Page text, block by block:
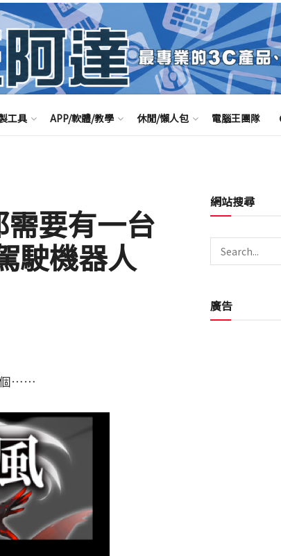
工具 APP/軟體/教學 休閒/懶人包 電腦王團隊
要有一台
駛機器人
個……
網站搜尋
廣告